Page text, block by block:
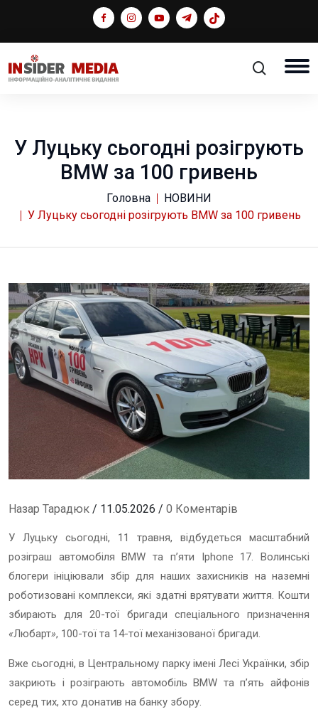
У Луцьку сьогодні розігрують
BMW за 100 гривень
Головна
НОВИНИ
У Луцьку сьогодні розігрують BMW за 100 гривень
Назар Тарадюк / 11.05.2026 / 0 Коментарів
У Луцьку сьогодні, 11 травня, відбудеться масштабний
розіграш автомобіля BMW та пʼяти Iphone 17. Волинські
блогери ініціювали збір для наших захисників на наземні
роботизовані комплекси, які здатні врятувати життя. Кошти
збирають для 20-тої бригади спеціального призначення
«Любарт», 100-тої та 14-тої механізованої бригади.
Вже сьогодні, в Центральному парку імені Лесі Українки, збір
закриють і розіграють автомобіль BMW та пʼять айфонів
серед тих, хто донатив на банку збору.